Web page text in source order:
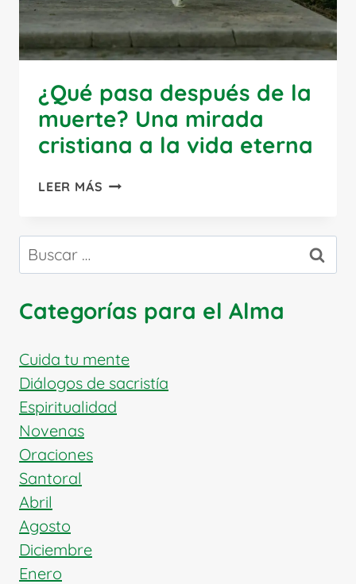
¿Qué pasa después de la
muerte? Una mirada
cristiana a la vida eterna
LEER MÁS ¿QUÉ
DE
MUERTE?
MIRADA
A
LA
VIDA
ETERNA
Buscar:
Categorías para el Alma
Cuida tu mente
Diálogos de sacristía
Espiritualidad
Novenas
Oraciones
Santoral
Abril
Agosto
Diciembre
Enero